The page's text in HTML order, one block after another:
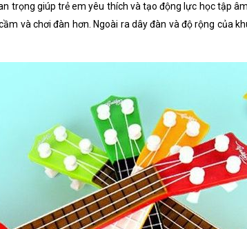
trọng giúp trẻ em yêu thích và tạo động lực học tập
và chơi đàn hơn. Ngoài ra dây đàn và độ rộng của